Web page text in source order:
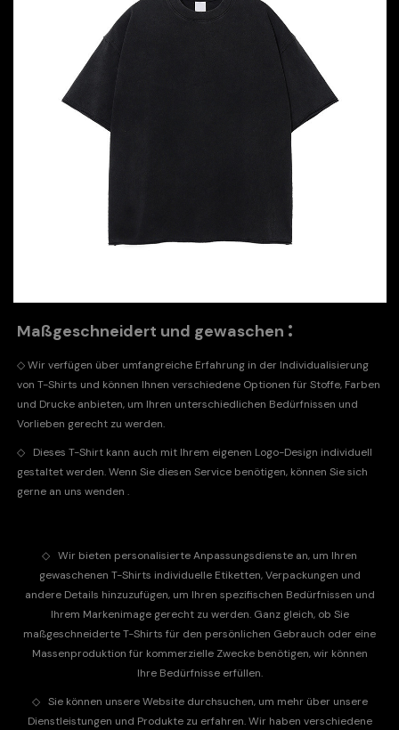
Maßgeschneidert und gewaschen :
◇ Wir verfügen über umfangreiche Erfahrung in der Individualisierung
von T-Shirts und können Ihnen verschiedene Optionen für Stoffe, Farben
und Drucke anbieten, um Ihren unterschiedlichen Bedürfnissen und
Vorlieben gerecht zu werden.
◇
Dieses T-Shirt kann auch mit Ihrem eigenen Logo-Design individuell
gestaltet werden. Wenn Sie diesen Service benötigen, können Sie sich
gerne an uns wenden .
◇ Wir bieten personalisierte Anpassungsdienste an, um Ihren
gewaschenen T-Shirts individuelle Etiketten, Verpackungen und
andere Details hinzuzufügen, um Ihren spezifischen Bedürfnissen und
Ihrem Markenimage gerecht zu werden. Ganz gleich, ob Sie
maßgeschneiderte T-Shirts für den persönlichen Gebrauch oder eine
Massenproduktion für kommerzielle Zwecke benötigen, wir können
Ihre Bedürfnisse erfüllen.
◇ Sie können unsere Website durchsuchen, um mehr über unsere
Dienstleistungen und Produkte zu erfahren. Wir haben verschiedene